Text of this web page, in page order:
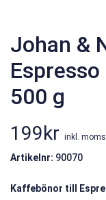
Johan &
500 g
199kr inkl. moms
Artikelnr: 90070
Kaffebönor till